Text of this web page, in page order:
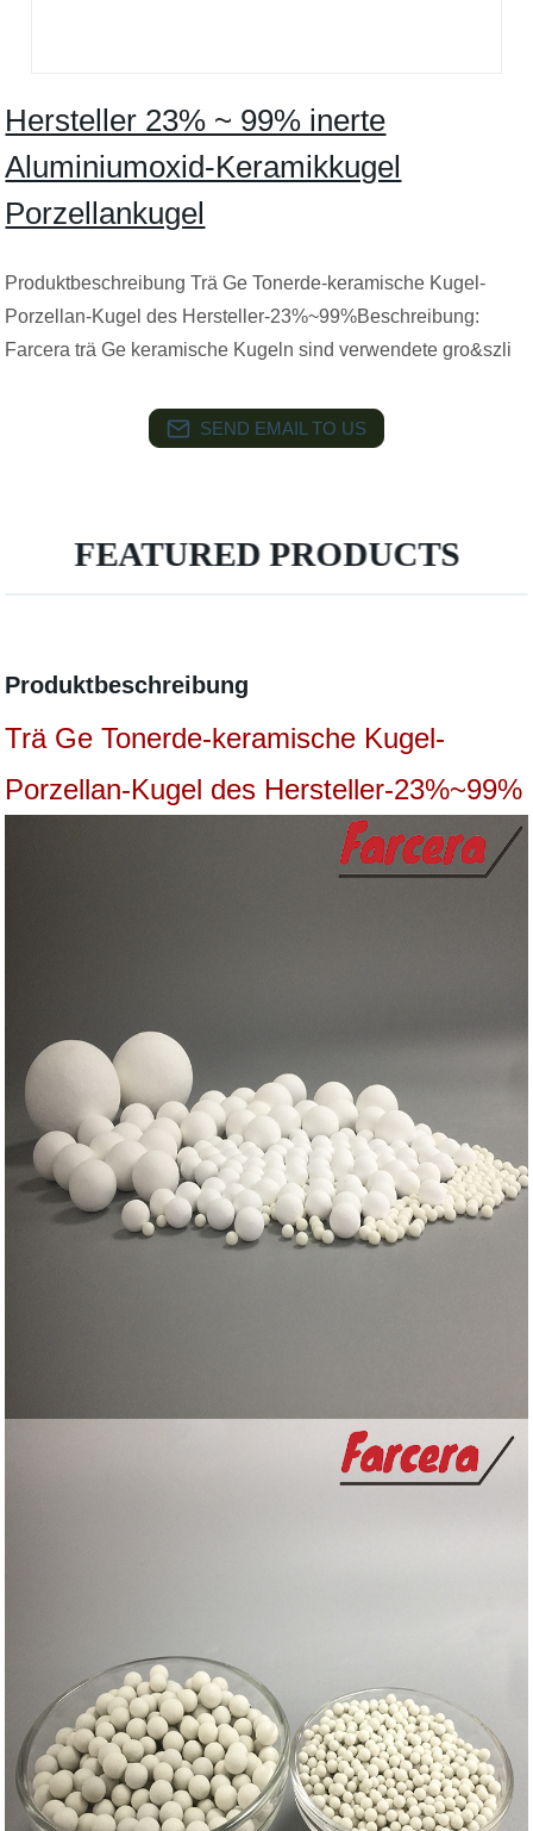
Hersteller 23% ~ 99% inerte
Aluminiumoxid-Keramikkugel
Porzellankugel
Produktbeschreibung Trä Ge Tonerde-keramische Kugel-
Porzellan-Kugel des Hersteller-23%~99%Beschreibung:
Farcera trä Ge keramische Kugeln sind verwendete gro&szli
SEND EMAIL TO US
FEATURED PRODUCTS
Produktbeschreibung
Trä Ge Tonerde-keramische Kugel-
Porzellan-Kugel des Hersteller-23%~99%